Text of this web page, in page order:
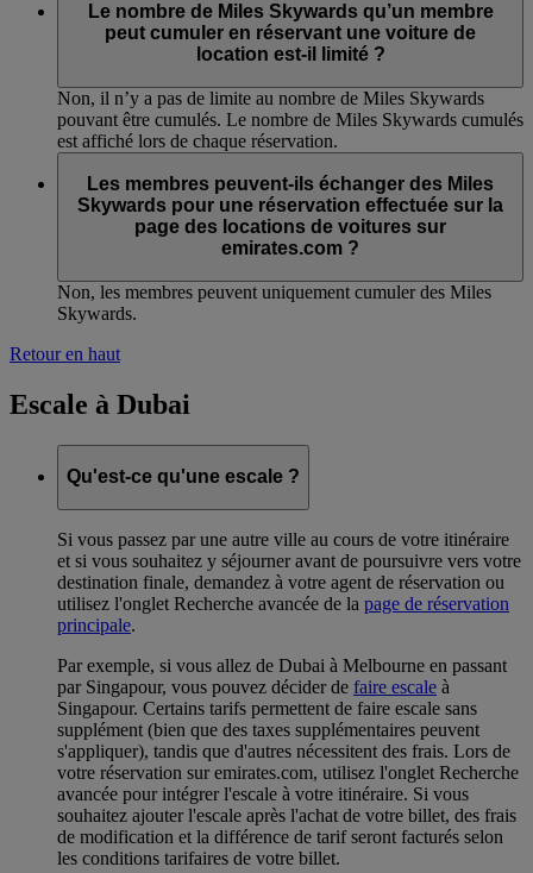
Le nombre de Miles Skywards qu’un membre
peut cumuler en réservant une voiture de
location est-il limité ?
Non, il n’y a pas de limite au nombre de Miles Skywards
pouvant être cumulés. Le nombre de Miles Skywards cumulés
est affiché lors de chaque réservation.
Les membres peuvent-ils échanger des Miles
Skywards pour une réservation effectuée sur la
page des locations de voitures sur
emirates.com ?
Non, les membres peuvent uniquement cumuler des Miles
Skywards.
Retour en haut
Escale à Dubai
Qu'est-ce qu'une escale ?
Si vous passez par une autre ville au cours de votre itinéraire
et si vous souhaitez y séjourner avant de poursuivre vers votre
destination finale, demandez à votre agent de réservation ou
utilisez l'onglet Recherche avancée de la page de réservation
principale.
Par exemple, si vous allez de Dubai à Melbourne en passant
par Singapour, vous pouvez décider de faire escale à
Singapour. Certains tarifs permettent de faire escale sans
supplément (bien que des taxes supplémentaires peuvent
s'appliquer), tandis que d'autres nécessitent des frais. Lors de
votre réservation sur emirates.com, utilisez l'onglet Recherche
avancée pour intégrer l'escale à votre itinéraire. Si vous
souhaitez ajouter l'escale après l'achat de votre billet, des frais
de modification et la différence de tarif seront facturés selon
les conditions tarifaires de votre billet.